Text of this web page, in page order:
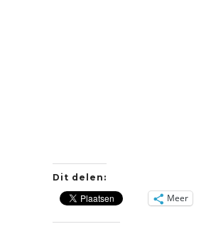
Dit delen:
Meer